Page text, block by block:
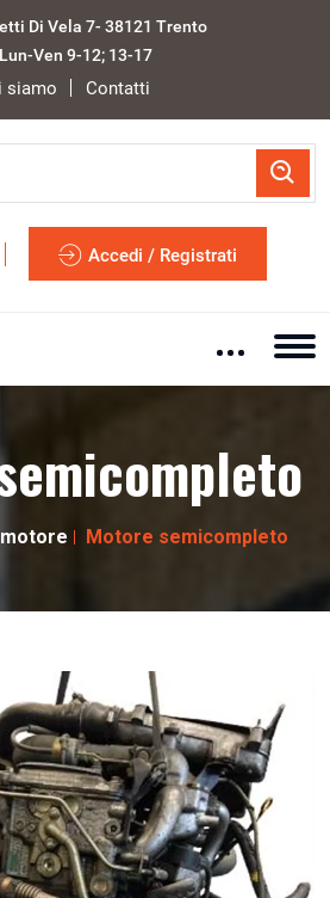
Di Vela 7- 38121 Trento
Lun-Ven 9-12; 13-17
siamo Contatti
Accedi / Registrati
Motore semicompleto